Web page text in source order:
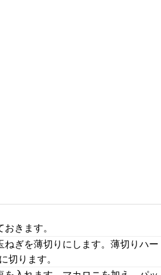
きます。
ねぎを薄切りにします。薄切りハー
切ります。